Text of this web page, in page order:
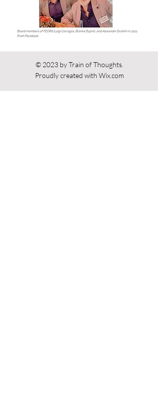
© 2023 by Train of Thoughts.
Proudly created with Wix.com